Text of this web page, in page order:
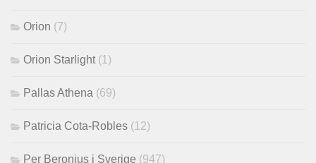
Orion (7)
Orion Starlight (1)
Pallas Athena (69)
Patricia Cota-Robles (12)
Per Beronius i Sverige (947)